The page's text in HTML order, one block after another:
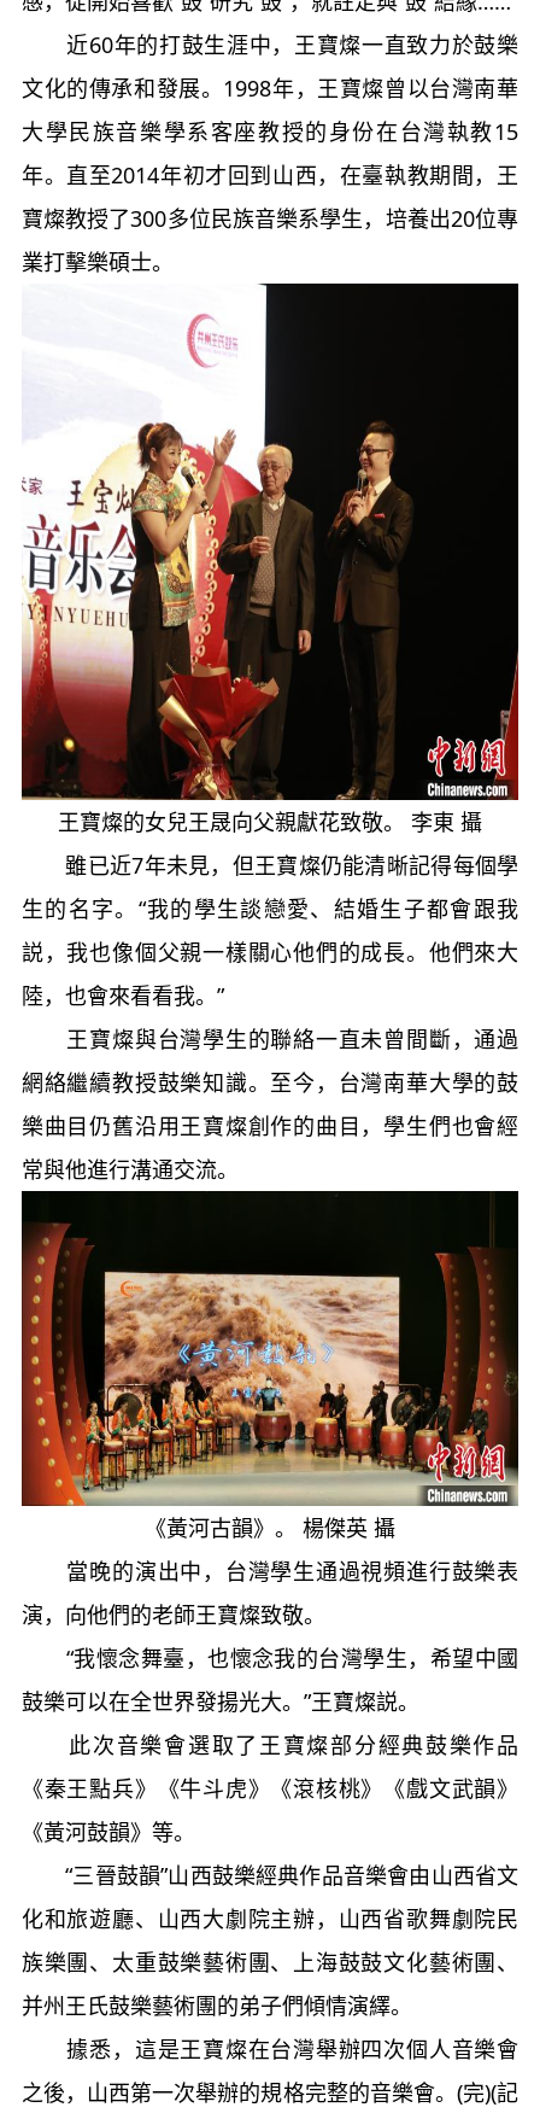
近60年的打鼓生涯中，王寶燦一直致力於鼓樂
文化的傳承和發展。1998年，王寶燦曾以台灣南華
大學民族音樂學系客座教授的身份在台灣執教15
年。直至2014年初才回到山西，在臺執教期間，王
寶燦教授了300多位民族音樂系學生，培養出20位專
業打擊樂碩士。
王寶燦的女兒王晟向父親獻花致敬。 李東 攝
雖已近7年未見，但王寶燦仍能清晰記得每個學
生的名字。“我的學生談戀愛、結婚生子都會跟我
説，我也像個父親一樣關心他們的成長。他們來大
陸，也會來看看我。”
王寶燦與台灣學生的聯絡一直未曾間斷，通過
網絡繼續教授鼓樂知識。至今，台灣南華大學的鼓
樂曲目仍舊沿用王寶燦創作的曲目，學生們也會經
常與他進行溝通交流。
《黃河古韻》。 楊傑英 攝
當晚的演出中，台灣學生通過視頻進行鼓樂表
演，向他們的老師王寶燦致敬。
“我懷念舞臺，也懷念我的台灣學生，希望中國
鼓樂可以在全世界發揚光大。”王寶燦説。
此次音樂會選取了王寶燦部分經典鼓樂作品
《秦王點兵》《牛斗虎》《滾核桃》《戲文武韻》
《黃河鼓韻》等。
“三晉鼓韻”山西鼓樂經典作品音樂會由山西省文
化和旅遊廳、山西大劇院主辦，山西省歌舞劇院民
族樂團、太重鼓樂藝術團、上海鼓鼓文化藝術團、
并州王氏鼓樂藝術團的弟子們傾情演繹。
據悉，這是王寶燦在台灣舉辦四次個人音樂會
之後，山西第一次舉辦的規格完整的音樂會。(完)(記